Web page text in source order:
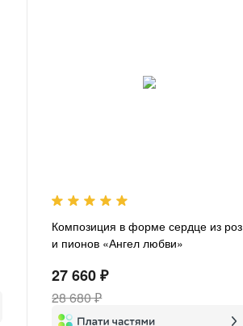
Композиция в форме сердце из роз
и пионов «Ангел любви»
27 660 ₽
28 680 ₽